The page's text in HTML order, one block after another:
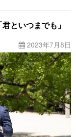
といつまでも」
2023年7月8日